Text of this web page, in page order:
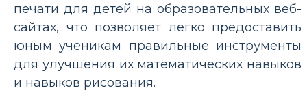
печати для детей на образовательных веб-
сайтах, что позволяет легко предоставить
юным ученикам правильные инструменты
для улучшения их математических навыков
и навыков рисования.